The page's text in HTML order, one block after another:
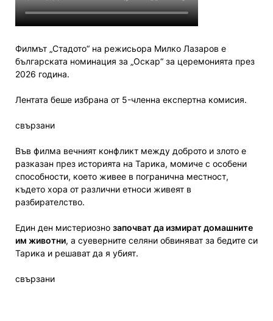
Филмът „Стадото“ на режисьора Милко Лазаров е
българската номинация за „Оскар“ за церемонията през
2026 година.
Лентата беше избрана от 5-членна експертна комисия.
свързани
Във филма вечният конфликт между доброто и злото е
разказан през историята на Тарика, момиче с особени
способности, което живее в погранична местност,
където хора от различни етноси живеят в
разбирателство.
Един ден мистериозно започват да измират домашните
им животни, а суеверните селяни обвиняват за бедите си
Тарика и решават да я убият.
свързани